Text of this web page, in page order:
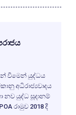
වීමෙන් යුද්ධය
අධිරාජ්‍යවාදය
නව යුද්ධ සූදානම්
රාමුව 2018 දී